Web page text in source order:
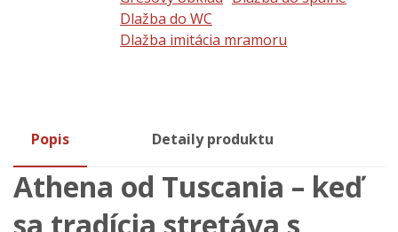
Dlažba do WC
Dlažba imitácia mramoru
Popis Detaily produktu
Athena od Tuscania – keď
sa tradícia stretáva s